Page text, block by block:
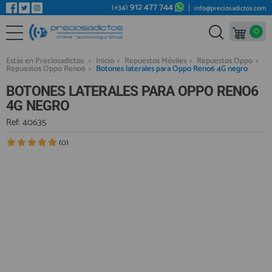
REPUESTOS MÓVILES
REPUESTOS TABLET
REPUESTOS RELOJES INTELIGENTES
REPUESTOS VIDEOCONSOLAS
REPUESTOS MACBOOK
REPUESTOS OTROS DISPOSITIVOS
Bienvenid@ otra vez
YA SOY CLIENTE
Recordarme
(+34) 912 477 744 info@preciosadictos.com
0
Estás en Preciosadictos > Inicio > Repuestos Móviles > Repuestos Oppo >
Repuestos Oppo Reno6 > Botones laterales para Oppo Reno6 4G negro
BOTONES LATERALES PARA OPPO RENO6
4G NEGRO
Ref: 40635
(0)